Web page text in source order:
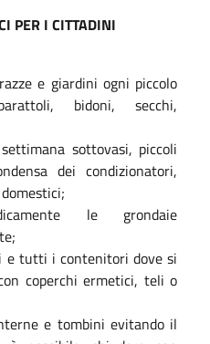
PER I CITTADINI
e giardini ogni piccolo
bidoni, secchi,
sottovasi, piccoli
dei condizionatori,
le grondaie
e tutti i contenitori dove si
coperchi ermetici, teli o
e tombini evitando il